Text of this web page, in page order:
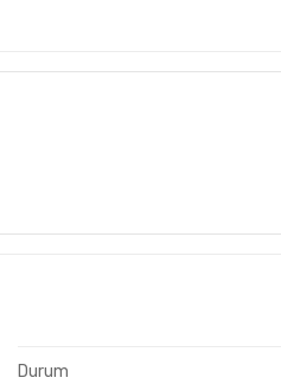
Durum